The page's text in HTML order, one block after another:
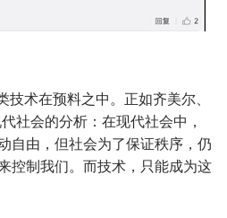
技术在预料之中。正如齐美尔、
社会的分析：在现代社会中，
自由，但社会为了保证秩序，仍
控制我们。而技术，只能成为这